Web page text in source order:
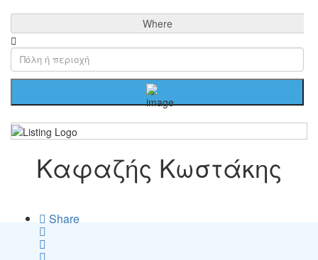
Where
Καφαζής Κωστάκης
Share